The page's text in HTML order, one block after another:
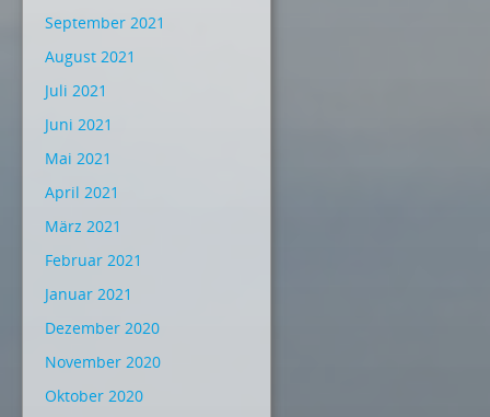
September 2021
August 2021
Juli 2021
Juni 2021
Mai 2021
April 2021
März 2021
Februar 2021
Januar 2021
Dezember 2020
November 2020
Oktober 2020